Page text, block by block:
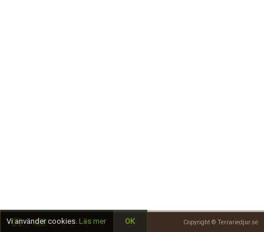
Copyright © Terrariedjur.se
Vi använder cookies. Läs mer OK